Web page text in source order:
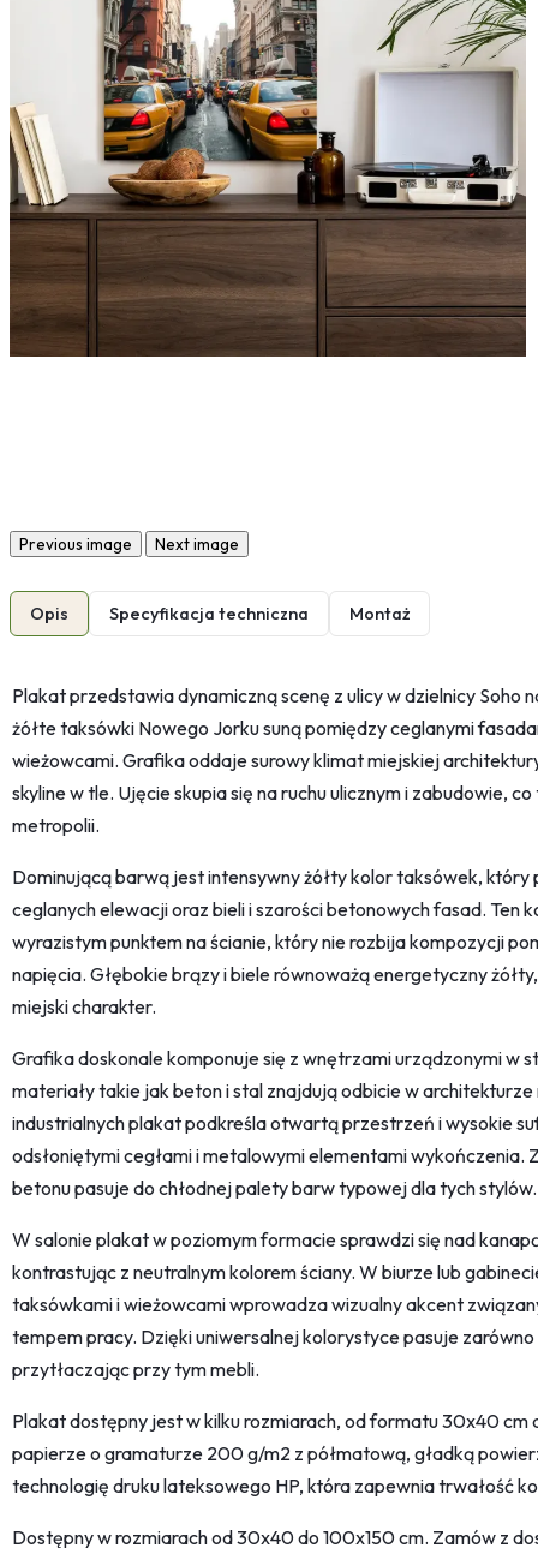
Previous image Next image
Opis Specyfikacja techniczna Montaż
Plakat przedstawia dynamiczną scenę z ulicy w dzielnicy Soho
żółte taksówki Nowego Jorku suną pomiędzy ceglanymi
wieżowcami. Grafika oddaje surowy klimat miejskiej
skyline w tle. Ujęcie skupia się na ruchu ulicznym i zabudowie,
metropolii.
Dominującą barwą jest intensywny żółty kolor taksówek,
ceglanych elewacji oraz bieli i szarości betonowych fasad. Ten
wyrazistym punktem na ścianie, który nie rozbija kompozycji
napięcia. Głębokie brązy i biele równoważą energetyczny
miejski charakter.
Grafika doskonale komponuje się z wnętrzami urządzonymi w
materiały takie jak beton i stal znajdują odbicie w
industrialnych plakat podkreśla otwartą przestrzeń i wysokie
odsłoniętymi cegłami i metalowymi elementami wykończenia.
betonu pasuje do chłodnej palety barw typowej dla tych stylów.
W salonie plakat w poziomym formacie sprawdzi się nad
kontrastując z neutralnym kolorem ściany. W biurze lub
taksówkami i wieżowcami wprowadza wizualny akcent
tempem pracy. Dzięki uniwersalnej kolorystyce pasuje zarówno
przytłaczając przy tym mebli.
Plakat dostępny jest w kilku rozmiarach, od formatu 30x40 cm
papierze o gramaturze 200 g/m2 z półmatową, gładką
technologię druku lateksowego HP, która zapewnia trwałość
Dostępny w rozmiarach od 30x40 do 100x150 cm. Zamów z